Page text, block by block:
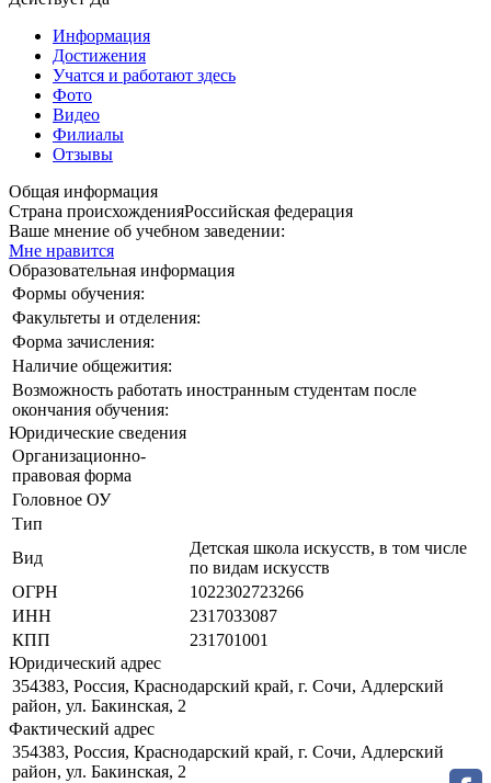
Информация
Достижения
Учатся и работают здесь
Фото
Видео
Филиалы
Отзывы
Общая информация
Страна происхожденияРоссийская федерация
Ваше мнение об учебном заведении:
Мне нравится
Образовательная информация
Формы обучения:
Факультеты и отделения:
Форма зачисления:
Наличие общежития:
Возможность работать иностранным студентам после
окончания обучения:
Юридические сведения
Организационно-
правовая форма
Головное ОУ
Тип
Вид
Детская школа искусств, в том числе
по видам искусств
ОГРН
1022302723266
ИНН
2317033087
КПП
231701001
Юридический адрес
354383, Россия, Краснодарский край, г. Сочи, Адлерский
район, ул. Бакинская, 2
Фактический адрес
354383, Россия, Краснодарский край, г. Сочи, Адлерский
район, ул. Бакинская, 2